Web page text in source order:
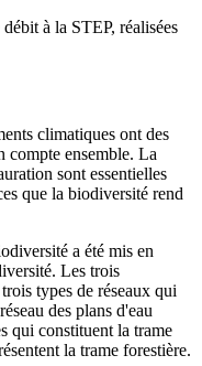
à la STEP, réalisées
climatiques ont des
compte ensemble. La
sont essentielles
que la biodiversité rend
a été mis en
Les trois
types de réseaux qui
des plans d'eau
qui constituent la trame
la trame forestière.